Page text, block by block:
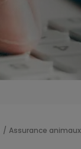
Assurance animaux